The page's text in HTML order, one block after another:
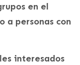
en el
a personas con
interesados